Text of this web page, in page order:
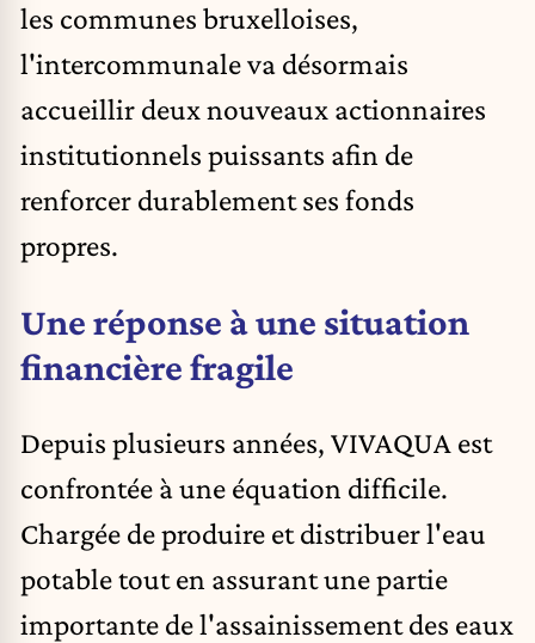
les communes bruxelloises,
l'intercommunale va désormais
accueillir deux nouveaux actionnaires
institutionnels puissants afin de
renforcer durablement ses fonds
propres.
Une réponse à une situation
financière fragile
Depuis plusieurs années, VIVAQUA est
confrontée à une équation difficile.
Chargée de produire et distribuer l'eau
potable tout en assurant une partie
importante de l'assainissement des eaux